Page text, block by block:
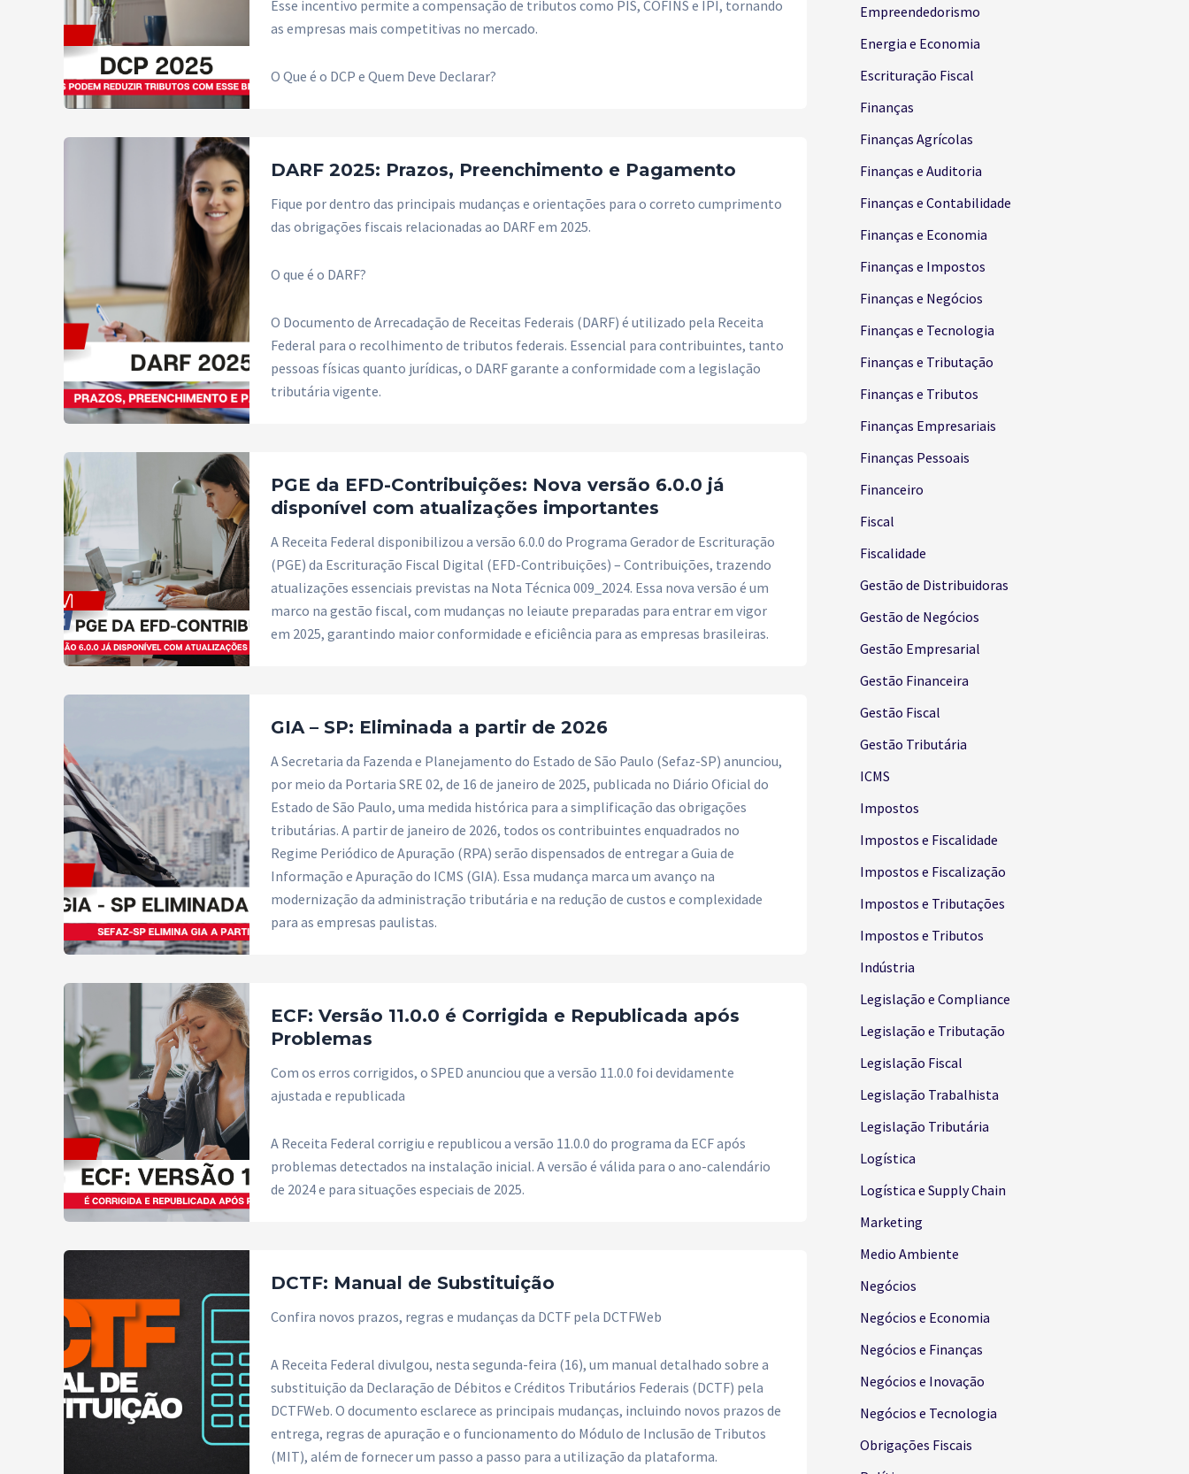
Esse incentivo permite a compensação de tributos como PIS, COFINS e IPI, tornando
as empresas mais competitivas no mercado.
O Que é o DCP e Quem Deve Declarar?
DARF 2025: Prazos, Preenchimento e Pagamento
Fique por dentro das principais mudanças e orientações para o correto cumprimento
das obrigações fiscais relacionadas ao DARF em 2025.
O que é o DARF?
O Documento de Arrecadação de Receitas Federais (DARF) é utilizado pela Receita
Federal para o recolhimento de tributos federais. Essencial para contribuintes, tanto
pessoas físicas quanto jurídicas, o DARF garante a conformidade com a legislação
tributária vigente.
PGE da EFD-Contribuições: Nova versão 6.0.0 já
disponível com atualizações importantes
A Receita Federal disponibilizou a versão 6.0.0 do Programa Gerador de Escrituração
(PGE) da Escrituração Fiscal Digital (EFD-Contribuições) – Contribuições, trazendo
atualizações essenciais previstas na Nota Técnica 009_2024. Essa nova versão é um
marco na gestão fiscal, com mudanças no leiaute preparadas para entrar em vigor
em 2025, garantindo maior conformidade e eficiência para as empresas brasileiras.
GIA – SP: Eliminada a partir de 2026
A Secretaria da Fazenda e Planejamento do Estado de São Paulo (Sefaz-SP) anunciou,
por meio da Portaria SRE 02, de 16 de janeiro de 2025, publicada no Diário Oficial do
Estado de São Paulo, uma medida histórica para a simplificação das obrigações
tributárias. A partir de janeiro de 2026, todos os contribuintes enquadrados no
Regime Periódico de Apuração (RPA) serão dispensados de entregar a Guia de
Informação e Apuração do ICMS (GIA). Essa mudança marca um avanço na
modernização da administração tributária e na redução de custos e complexidade
para as empresas paulistas.
ECF: Versão 11.0.0 é Corrigida e Republicada após
Problemas
Com os erros corrigidos, o SPED anunciou que a versão 11.0.0 foi devidamente
ajustada e republicada
A Receita Federal corrigiu e republicou a versão 11.0.0 do programa da ECF após
problemas detectados na instalação inicial. A versão é válida para o ano-calendário
de 2024 e para situações especiais de 2025.
DCTF: Manual de Substituição
Confira novos prazos, regras e mudanças da DCTF pela DCTFWeb
A Receita Federal divulgou, nesta segunda-feira (16), um manual detalhado sobre a
substituição da Declaração de Débitos e Créditos Tributários Federais (DCTF) pela
DCTFWeb. O documento esclarece as principais mudanças, incluindo novos prazos de
entrega, regras de apuração e o funcionamento do Módulo de Inclusão de Tributos
(MIT), além de fornecer um passo a passo para a utilização da plataforma.
Empreendedorismo
Energia e Economia
Escrituração Fiscal
Finanças
Finanças Agrícolas
Finanças e Auditoria
Finanças e Contabilidade
Finanças e Economia
Finanças e Impostos
Finanças e Negócios
Finanças e Tecnologia
Finanças e Tributação
Finanças e Tributos
Finanças Empresariais
Finanças Pessoais
Financeiro
Fiscal
Fiscalidade
Gestão de Distribuidoras
Gestão de Negócios
Gestão Empresarial
Gestão Financeira
Gestão Fiscal
Gestão Tributária
ICMS
Impostos
Impostos e Fiscalidade
Impostos e Fiscalização
Impostos e Tributações
Impostos e Tributos
Indústria
Legislação e Compliance
Legislação e Tributação
Legislação Fiscal
Legislação Trabalhista
Legislação Tributária
Logística
Logística e Supply Chain
Marketing
Medio Ambiente
Negócios
Negócios e Economia
Negócios e Finanças
Negócios e Inovação
Negócios e Tecnologia
Obrigações Fiscais